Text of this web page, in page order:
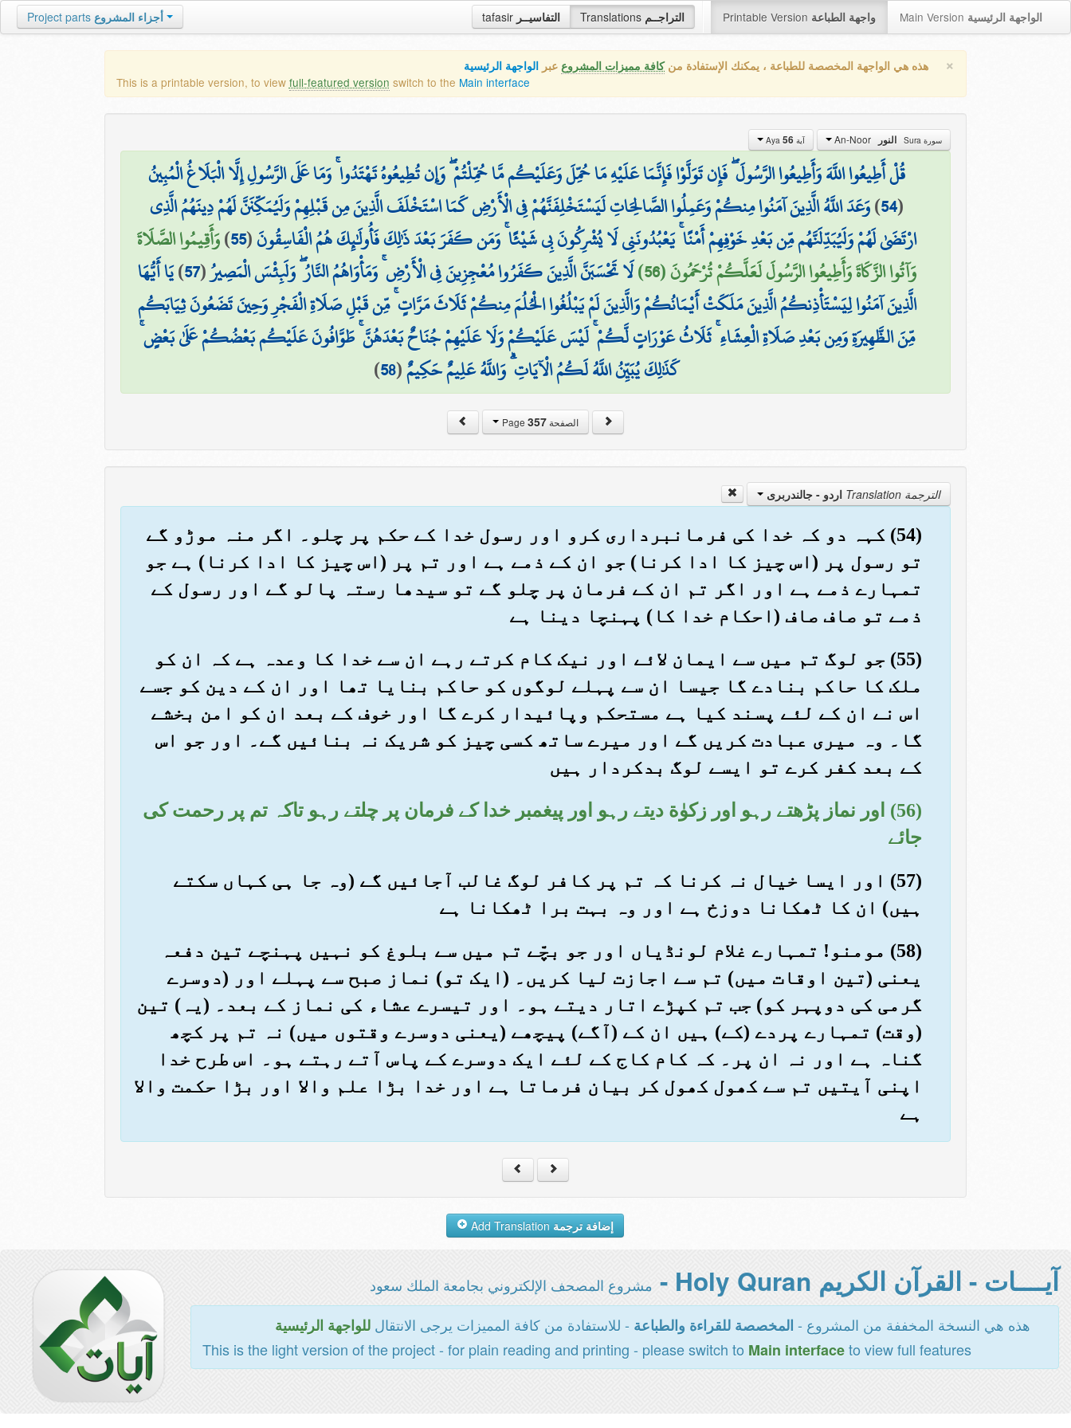
tafasir التفاسيــر Translations التراجــم Printable Version واجهة الطباعة Main Version الواجهة الرئيسية Project parts أجزاء المشروع
× هذه هي الواجهة المخصصة للطباعة ، يمكنك الإستفادة منكافة مميزات المشروع عبر الواجهة الرئيسية
This is a printable version, to view full-featured version switch to the Main interface
سورة Sura النور آية Aya 56
قُلْ أَطِيعُوا اللَّهَ وَأَطِيعُوا الرَّسُولَ ۖ فَإِن تَوَلَّوْا فَإِنَّمَا عَلَيْهِ مَا حُمِّلَ وَعَلَيْكُم مَّا حُمِّلْتُمْ ۖ وَإِن تُطِيعُوهُ تَهْتَدُوا ۚ وَمَا عَلَى الرَّسُولِ إِلَّا الْبَلَاغُ الْمُبِينُ
(
54
)وَعَدَ اللَّهُ الَّذِينَ آمَنُوا مِنكُمْ وَعَمِلُوا الصَّالِحَاتِ لَيَسْتَخْلِفَنَّهُمْ فِي الْأَرْضِ كَمَا اسْتَخْلَفَ الَّذِينَ مِن قَبْلِهِمْ وَلَيُمَكِّنَنَّ لَهُمْ دِينَهُمُ الَّذِي
ارْتَضَىٰ لَهُمْ وَلَيُبَدِّلَنَّهُم مِّن بَعْدِ خَوْفِهِمْ أَمْنًا ۚ يَعْبُدُونَنِي لَا يُشْرِكُونَ بِي شَيْئًا ۚ وَمَن كَفَرَ بَعْدَ ذَٰلِكَ فَأُولَٰئِكَ هُمُ الْفَاسِقُونَ(
55
)وَأَقِيمُوا الصَّلَاةَ
وَآتُوا الزَّكَاةَ وَأَطِيعُوا الرَّسُولَ لَعَلَّكُمْ تُرْحَمُونَ (56)
لَا تَحْسَبَنَّ الَّذِينَ كَفَرُوا مُعْجِزِينَ فِي الْأَرْضِ ۚ وَمَأْوَاهُمُ النَّارُ ۖ وَلَبِئْسَ الْمَصِيرُ(
57
)يَا أَيُّهَا
الَّذِينَ آمَنُوا لِيَسْتَأْذِنكُمُ الَّذِينَ مَلَكَتْ أَيْمَانُكُمْ وَالَّذِينَ لَمْ يَبْلُغُوا الْحُلُمَ مِنكُمْ ثَلَاثَ مَرَّاتٍ ۚ مِّن قَبْلِ صَلَاةِ الْفَجْرِ وَحِينَ تَضَعُونَ ثِيَابَكُم
مِّنَ الظَّهِيرَةِ وَمِن بَعْدِ صَلَاةِ الْعِشَاءِ ۚ ثَلَاثُ عَوْرَاتٍ لَّكُمْ ۚ لَيْسَ عَلَيْكُمْ وَلَا عَلَيْهِمْ جُنَاحٌ بَعْدَهُنَّ ۚ طَوَّافُونَ عَلَيْكُم بَعْضُكُمْ عَلَىٰ بَعْضٍ ۚ
كَذَٰلِكَ يُبَيِّنُ اللَّهُ لَكُمُ الْآيَاتِ ۗ وَاللَّهُ عَلِيمٌ حَكِيمٌ(
58
)
الصفحة Page357
الترجمة Translation اردو - جالندربرى
(54) کہہ دو کہ خدا کی فرمانبرداری کرو اور رسول خدا کے حکم پر چلو۔ اگر منہ موڑو گے
تو رسول پر (اس چیز کا ادا کرنا) جو ان کے ذمے ہے اور تم پر (اس چیز کا ادا کرنا) ہے جو
تمہارے ذمے ہے اور اگر تم ان کے فرمان پر چلو گے تو سیدھا رستہ پالو گے اور رسول کے
ذمے تو صاف صاف (احکام خدا کا) پہنچا دینا ہے
(55) جو لوگ تم میں سے ایمان لائے اور نیک کام کرتے رہے ان سے خدا کا وعدہ ہے کہ ان کو
ملک کا حاکم بنادے گا جیسا ان سے پہلے لوگوں کو حاکم بنایا تھا اور ان کے دین کو جسے
اس نے ان کے لئے پسند کیا ہے مستحکم وپائیدار کرے گا اور خوف کے بعد ان کو امن بخشے
گا۔ وہ میری عبادت کریں گے اور میرے ساتھ کسی چیز کو شریک نہ بنائیں گے۔ اور جو اس
کے بعد کفر کرے تو ایسے لوگ بدکردار ہیں
(56) اور نماز پڑھتے رہو اور زکوٰة دیتے رہو اور پیغمبر خدا کے فرمان پر چلتے رہو تاکہ تم پر رحمت کی
جائے
(57) اور ایسا خیال نہ کرنا کہ تم پر کافر لوگ غالب آجائیں گے (وہ جا ہی کہاں سکتے
ہیں) ان کا ٹھکانا دوزخ ہے اور وہ بہت برا ٹھکانا ہے
(58) مومنو! تمہارے غلام لونڈیاں اور جو بچّے تم میں سے بلوغ کو نہیں پہنچے تین دفعہ
یعنی (تین اوقات میں) تم سے اجازت لیا کریں۔ (ایک تو) نماز صبح سے پہلے اور (دوسرے
گرمی کی دوپہر کو) جب تم کپڑے اتار دیتے ہو۔ اور تیسرے عشاء کی نماز کے بعد۔ (یہ) تین
(وقت) تمہارے پردے (کے) ہیں ان کے (آگے) پیچھے (یعنی دوسرے وقتوں میں) نہ تم پر کچھ
گناہ ہے اور نہ ان پر۔ کہ کام کاج کے لئے ایک دوسرے کے پاس آتے رہتے ہو۔ اس طرح خدا
اپنی آیتیں تم سے کھول کھول کر بیان فرماتا ہے اور خدا بڑا علم والا اور بڑا حکمت والا
ہے
إضافة ترجمة
آيــــات - القرآن الكريم Holy Quran - مشروع المصحف الإلكتروني بجامعة الملك سعود
هذه هي النسخة المخففة من المشروع - المخصصة للقراءة والطباعة - للاستفادة من كافة المميزات يرجى الانتقالللواجهة الرئيسية
This is the light version of the project - for plain reading and printing - please switch to Main interfaceto view full features